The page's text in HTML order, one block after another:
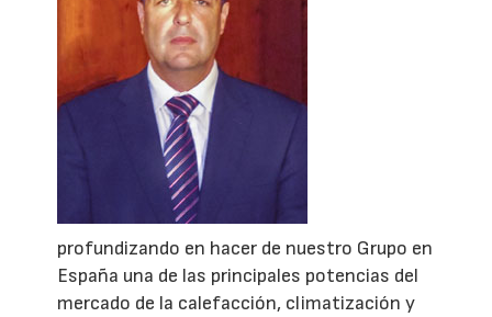
profundizando en hacer de nuestro Grupo en
España una de las principales potencias del
mercado de la calefacción, climatización y